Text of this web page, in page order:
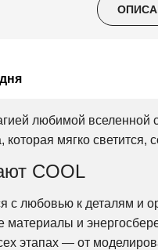
любимой вселенной
которая мягко
COOL
с любовью к деталям и
материалы и
этапах — от